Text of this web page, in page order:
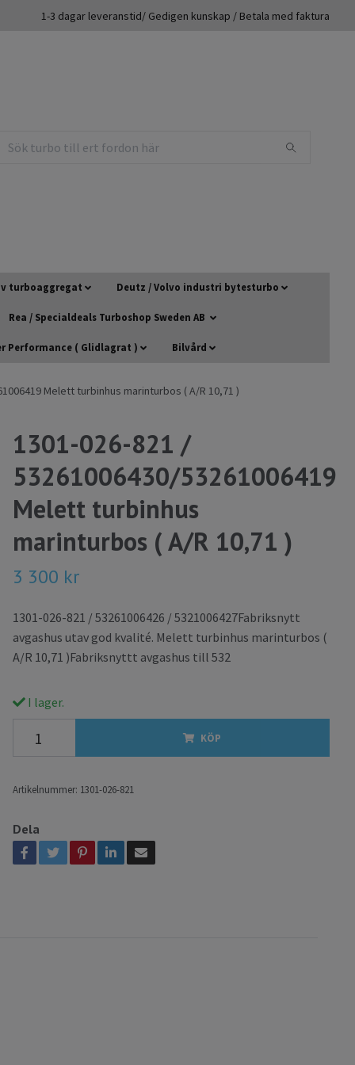
1-3 dagar leveranstid/ Gedigen kunskap / Betala med faktura
turboaggregat Deutz / Volvo industri bytesturbo
Rea / Specialdeals Turboshop Sweden AB
Performance ( Glidlagrat ) Bilvård
Melett turbinhus marinturbos ( A/R 10,71 )
1301-026-821 /
53261006430/53261006419
Melett turbinhus
marinturbos ( A/R 10,71 )
3 300 kr
1301-026-821 / 53261006426 / 5321006427Fabriksnytt
avgashus utav god kvalité. Melett turbinhus marinturbos (
A/R 10,71 )Fabriksnyttt avgashus till 532
I lager.
KÖP
Artikelnummer: 1301-026-821
Dela